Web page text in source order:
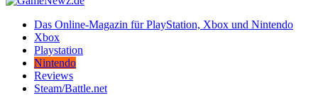
Das Online-Magazin für PlayStation, Xbox und Nintendo
Xbox
Playstation
Nintendo
Reviews
Steam/Battle.net